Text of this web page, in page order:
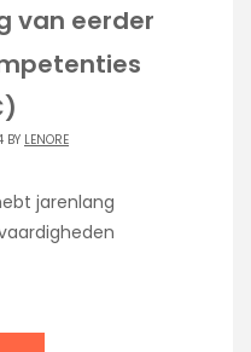
van eerder
BY LENORE
jarenlang